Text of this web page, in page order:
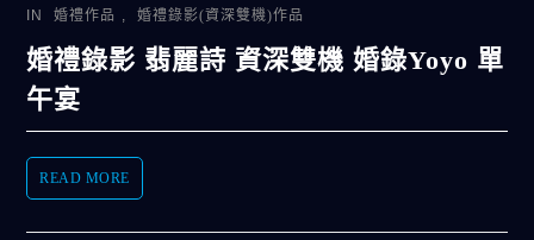
IN 婚禮作品 , 婚禮錄影(資深雙機)作品
婚禮錄影 翡麗詩 資深雙機 婚錄Yoyo 單
午宴
READ MORE